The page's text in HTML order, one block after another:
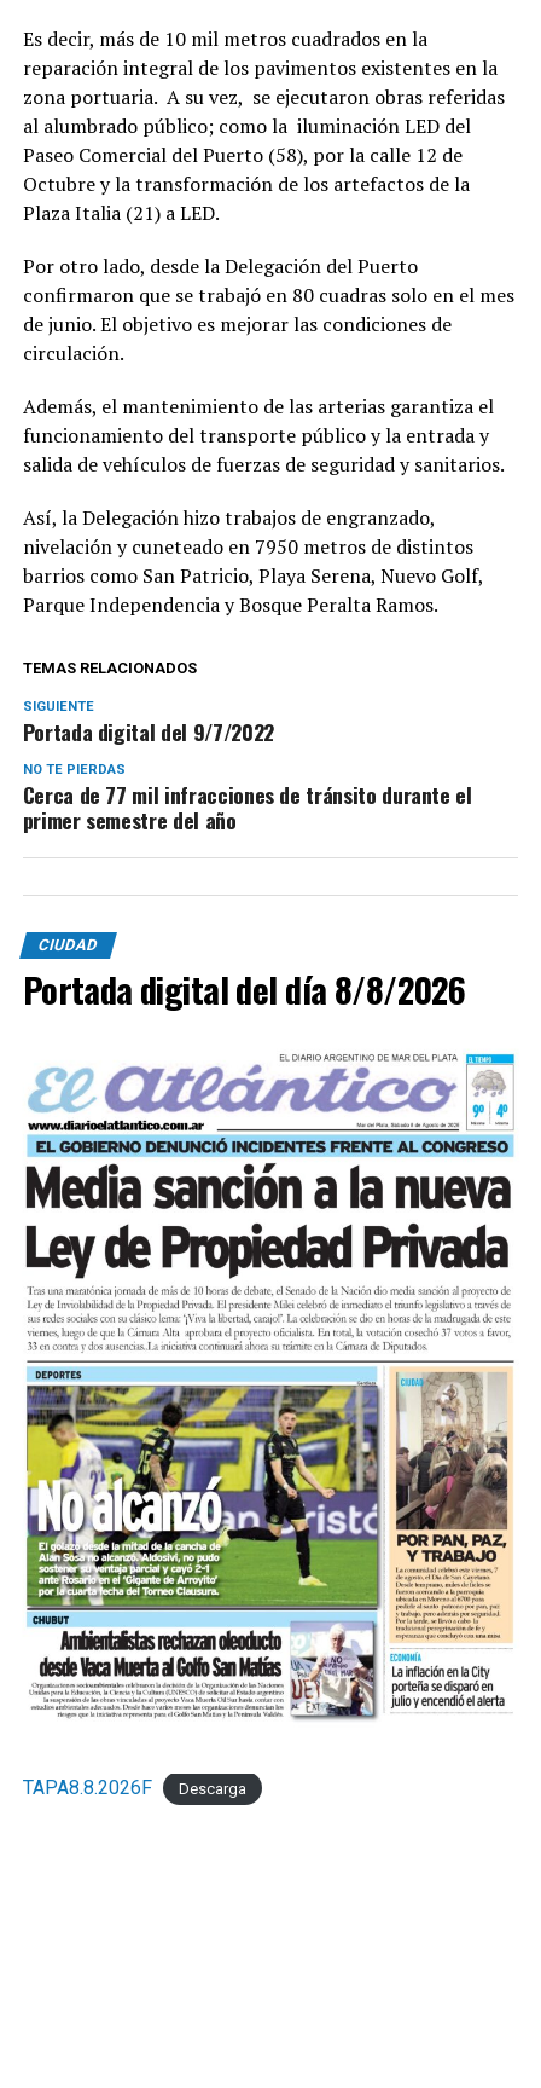
Es decir, más de 10 mil metros cuadrados en la
reparación integral de los pavimentos existentes en la
zona portuaria. A su vez, se ejecutaron obras referidas
al alumbrado público; como la iluminación LED del
Paseo Comercial del Puerto (58), por la calle 12 de
Octubre y la transformación de los artefactos de la
Plaza Italia (21) a LED.
Por otro lado, desde la Delegación del Puerto
confirmaron que se trabajó en 80 cuadras solo en el mes
de junio. El objetivo es mejorar las condiciones de
circulación.
Además, el mantenimiento de las arterias garantiza el
funcionamiento del transporte público y la entrada y
salida de vehículos de fuerzas de seguridad y sanitarios.
Así, la Delegación hizo trabajos de engranzado,
nivelación y cuneteado en 7950 metros de distintos
barrios como San Patricio, Playa Serena, Nuevo Golf,
Parque Independencia y Bosque Peralta Ramos.
TEMAS RELACIONADOS
SIGUIENTE
Portada digital del 9/7/2022
NO TE PIERDAS
Cerca de 77 mil infracciones de tránsito durante el
primer semestre del año
CIUDAD
Portada digital del día 8/8/2026
TAPA8.8.2026F Descarga